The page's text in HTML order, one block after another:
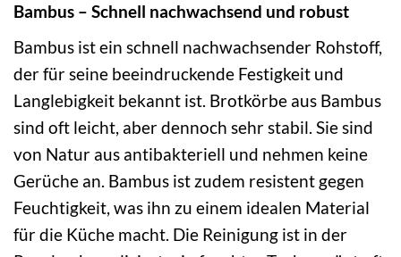
Bambus – Schnell nachwachsend und robust
Bambus ist ein schnell nachwachsender Rohstoff,
der für seine beeindruckende Festigkeit und
Langlebigkeit bekannt ist. Brotkörbe aus Bambus
sind oft leicht, aber dennoch sehr stabil. Sie sind
von Natur aus antibakteriell und nehmen keine
Gerüche an. Bambus ist zudem resistent gegen
Feuchtigkeit, was ihn zu einem idealen Material
für die Küche macht. Die Reinigung ist in der